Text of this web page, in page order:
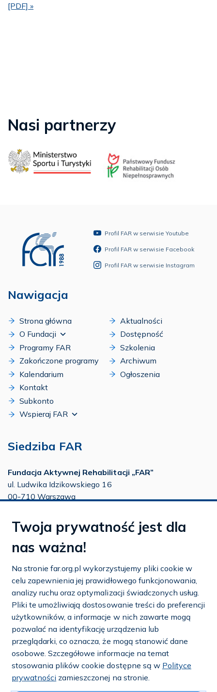
[PDF] »
Nasi partnerzy
Profil FAR w serwisie Youtube
Profil FAR w serwisie Facebook
Profil FAR w serwisie Instagram
Nawigacja
Strona główna
O Fundacji
Programy FAR
Zakończone programy
Kalendarium
Kontakt
Subkonto
Wspieraj FAR
Aktualności
Dostępność
Szkolenia
Archiwum
Ogłoszenia
Siedziba FAR
Fundacja Aktywnej Rehabilitacji „FAR”
ul. Ludwika Idzikowskiego 16
00-710 Warszawa
tel.:22 651 88 03
22 858 26 39
tel.:22 642 22 91
e-mail:info@far.org.pl
Polityka prywatności i cookies
Mapa strony
Dostosuj cookies
Twoja prywatność jest dla
nas ważna!
Na stronie far.org.pl wykorzystujemy pliki cookie w
celu zapewnienia jej prawidłowego funkcjonowania,
analizy ruchu oraz optymalizacji świadczonych usług.
Pliki te umożliwiają dostosowanie treści do preferencji
użytkowników, a informacje w nich zawarte mogą
pozwalać na identyfikację urządzenia lub
przeglądarki, co oznacza, że mogą stanowić dane
osobowe. Szczegółowe informacje na temat
stosowania plików cookie dostępne są w Polityce
prywatności zamieszczonej na stronie.